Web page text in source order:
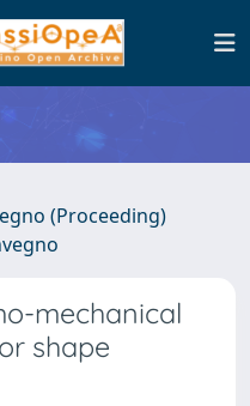
(Proceeding)
mechanical
shape